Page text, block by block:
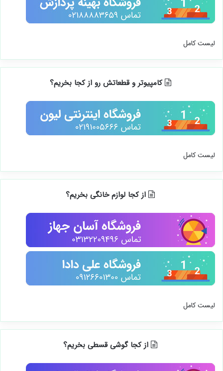
لیست کامل
کامپیوتر و قطعاتش رو از کجا بخریم؟
لیست کامل
از کجا لوازم خانگی بخریم؟
لیست کامل
از کجا گوشی قسطی بخریم؟